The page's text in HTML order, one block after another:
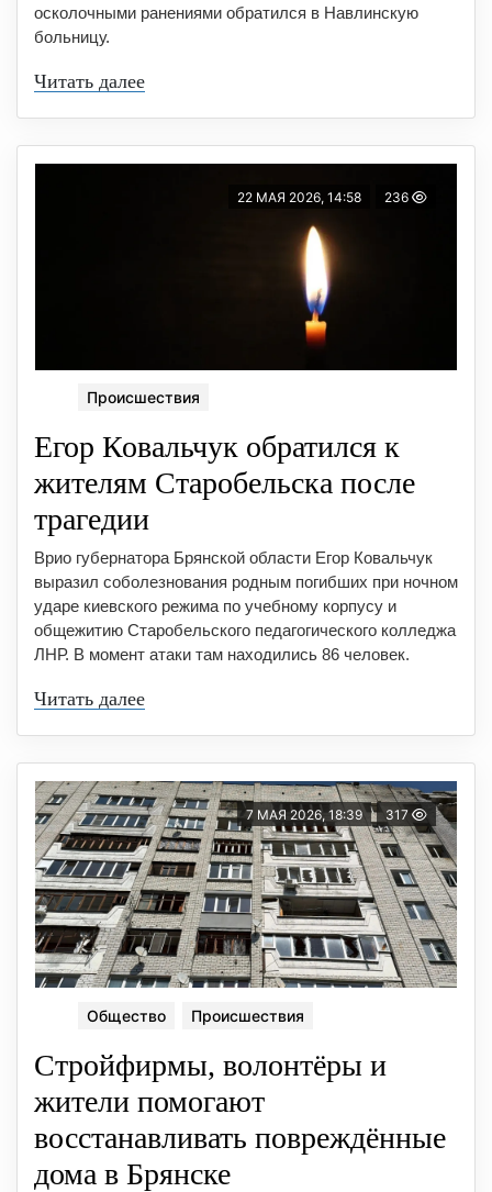
осколочными ранениями обратился в Навлинскую
больницу.
Читать далее
22 МАЯ 2026, 14:58 236
Происшествия
Егор Ковальчук обратился к
жителям Старобельска после
трагедии
Врио губернатора Брянской области Егор Ковальчук
выразил соболезнования родным погибших при ночном
ударе киевского режима по учебному корпусу и
общежитию Старобельского педагогического колледжа
ЛНР. В момент атаки там находились 86 человек.
Читать далее
7 МАЯ 2026, 18:39 317
Общество Происшествия
Стройфирмы, волонтёры и
жители помогают
восстанавливать повреждённые
дома в Брянске